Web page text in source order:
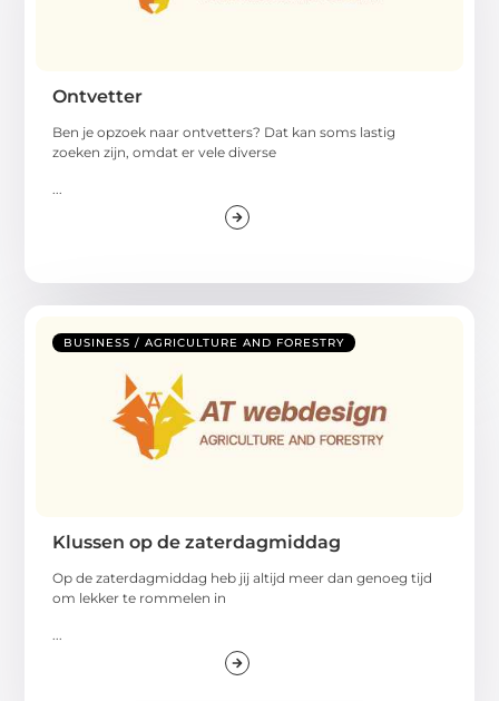
Ontvetter
Ben je opzoek naar ontvetters? Dat kan soms lastig
zoeken zijn, omdat er vele diverse
BUSINESS / AGRICULTURE AND FORESTRY
Klussen op de zaterdagmiddag
Op de zaterdagmiddag heb jij altijd meer dan genoeg tijd
om lekker te rommelen in